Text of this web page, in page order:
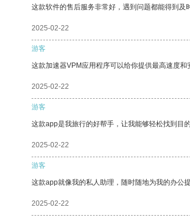
这款软件的售后服务非常好，遇到问题都能得到及
2025-02-22
游客
这款加速器VPM应用程序可以给你提供最高速度和
2025-02-22
游客
这款app是我旅行的好帮手，让我能够轻松找到目
2025-02-22
游客
这款app就像我的私人助理，随时随地为我的办公
2025-02-22